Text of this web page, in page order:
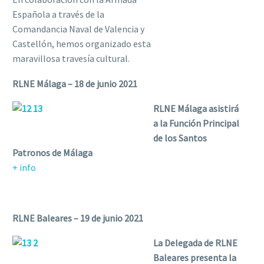
Española a través de la
Comandancia Naval de Valencia y
Castellón, hemos organizado esta
maravillosa travesía cultural.
RLNE Málaga – 18 de junio 2021
RLNE Málaga asistirá
a la Función Principal
de los Santos
Patronos de Málaga
+ info
RLNE Baleares – 19 de junio 2021
La Delegada de RLNE
Baleares presenta la